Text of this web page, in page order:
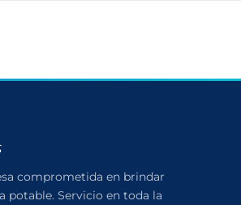
comprometida en brindar
potable. Servicio en toda la